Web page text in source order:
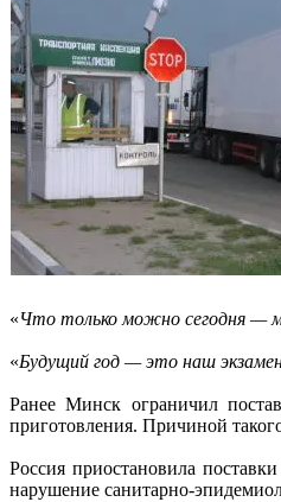
«Что только можно сегодня —
«Будущий год — это наш
Ранее Минск ограничил
приготовления. Причиной
Россия приостановила
нарушение санитарно-